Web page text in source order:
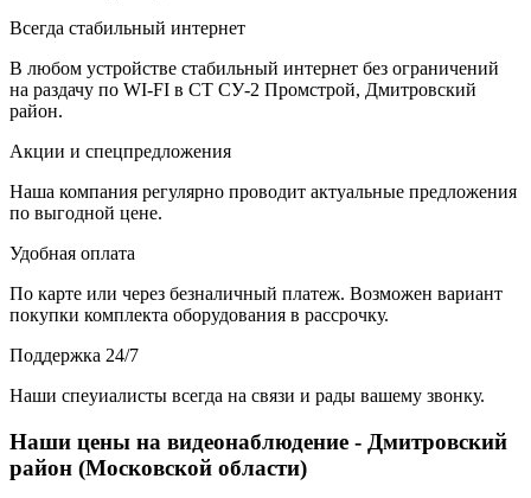
Всегда стабильный интернет
В любом устройстве стабильный интернет без ограничений
на раздачу по WI-FI в СТ СУ-2 Промстрой, Дмитровский
район.
Акции и спецпредложения
Наша компания регулярно проводит актуальные предложения
по выгодной цене.
Удобная оплата
По карте или через безналичный платеж. Возможен вариант
покупки комплекта оборудования в рассрочку.
Поддержка 24/7
Наши спеуиалисты всегда на связи и рады вашему звонку.
Наши цены на видеонаблюдение - Дмитровский
район (Московской области)